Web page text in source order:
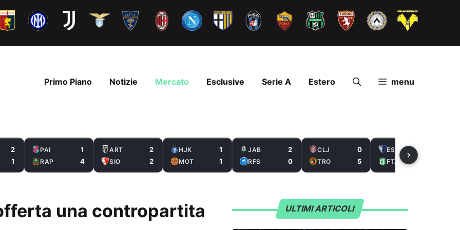
Primo Piano Notizie Mercato Esclusive Serie A Estero menu
2
1
PAI 1
RAP 4
ART 2
SIO 2
HJK 1
MOT 1
JAB 2
RFS 0
CLJ 0
TRO 5
ESC
FTA
una contropartita
ULTIMI ARTICOLI